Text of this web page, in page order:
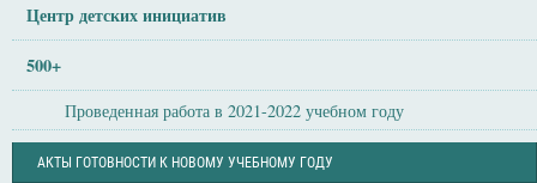
Центр детских инициатив
500+
Проведенная работа в 2021-2022 учебном году
АКТЫ ГОТОВНОСТИ К НОВОМУ УЧЕБНОМУ ГОДУ